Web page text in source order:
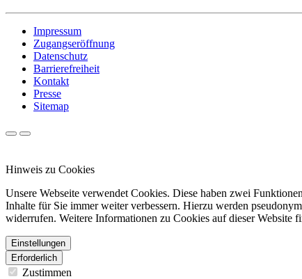
Impressum
Zugangseröffnung
Datenschutz
Barrierefreiheit
Kontakt
Presse
Sitemap
Hinweis zu Cookies
Unsere Webseite verwendet Cookies. Diese haben zwei
Inhalte für Sie immer weiter verbessern. Hierzu werden
widerrufen. Weitere Informationen zu Cookies auf dieser Website
Einstellungen
Erforderlich
Zustimmen